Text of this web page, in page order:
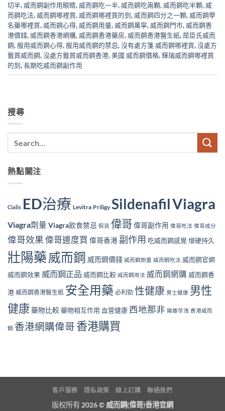
切半, 威而鋼副作用眼睛, 威而鋼吃一半, 威而鋼吃兩顆, 威而鋼吃半顆, 威
而鋼吃法, 威而鋼哪裡買, 威而鋼哪裡買的到, 威而鋼四分之一顆, 威而鋼學
名藥哪裡買, 威而鋼心得, 威而鋼用量, 威而鋼萬寧, 威而鋼門市, 威而鋼香
港價錢, 威而鋼香港網購, 威而鋼香港藥房, 威而鋼香港醫生紙, 屈臣氏威而
鋼, 服用威而鋼心得, 服用威而鋼的禁忌,沒有處方箋 威而鋼哪裡買,沒處方
籤買威而鋼,沒處方籤買威而鋼香港,美國 威而鋼價格,輝瑞威而鋼哪裡買
的到,長期吃威而鋼副作用
搜尋
熱點關注
Cialis ED治療 Levitra Priligy SildenafilViagra
Viagra劑量 Viagra飲食禁忌 假貨 偉哥偉哥副作用 偉哥吃法 偉哥成分
偉哥效果偉哥邊度買 偉哥香港 副作用 吃威而鋼感覺 增硬持久
壯陽藥 威而鋼 威而鋼價錢 威而鋼劑量 威而鋼吃法 威而鋼官網
威而鋼效果 威而鋼正品 威而鋼比較 威而鋼用法 威而鋼網購 威而鋼香
港 威而鋼香港醫生紙 安全用藥 必利勁 性健康 男士健康 男性
健康藥物比較藥物相互作用 血管健康 西地那非 陽痿早洩 香港威而
鋼 香港網購偉哥 香港購買
客戶服務 隱私政策 線上訂購 聯絡我們
版权所有 2026 © 威而鋼(偉哥)香港官網